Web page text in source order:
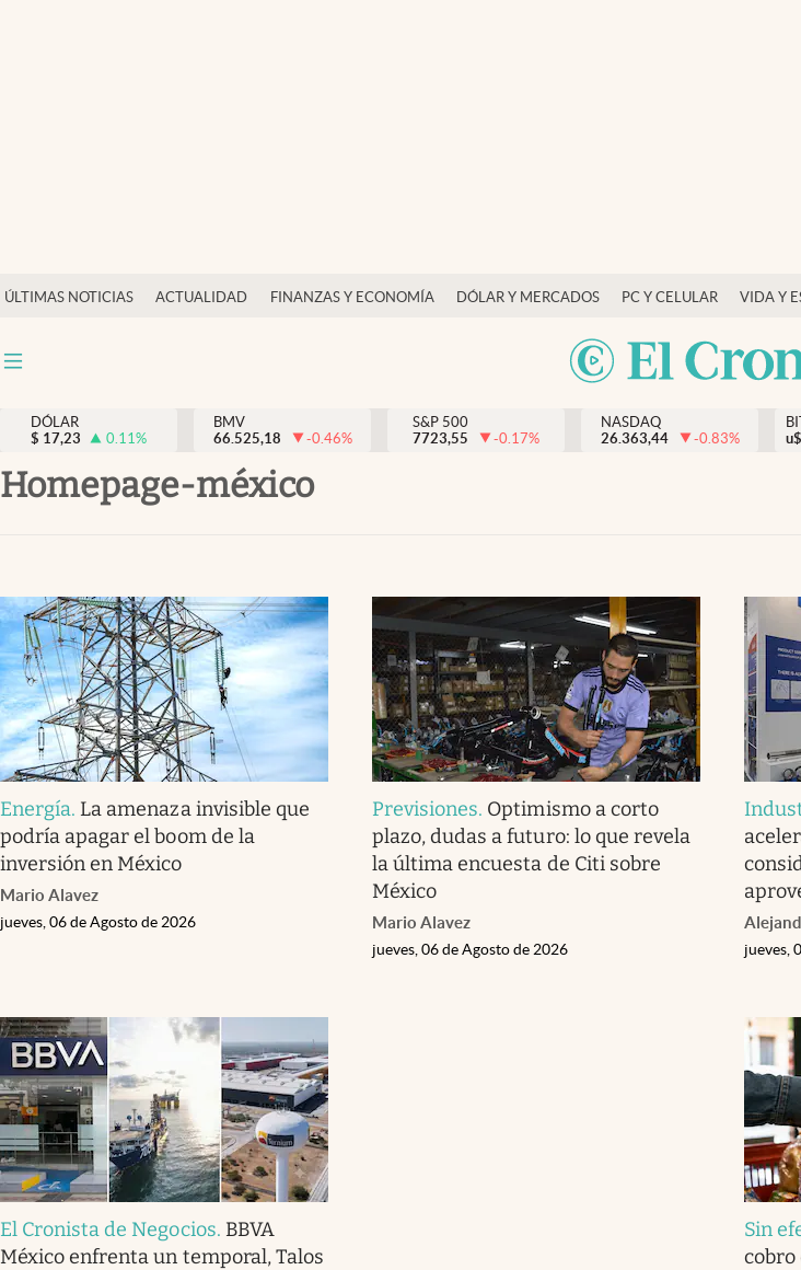
ÚLTIMAS NOTICIAS ACTUALIDAD FINANZAS Y ECONOMÍA DÓLAR Y MERCADOS PC Y CELULAR VIDA Y
Opinión
Vida y estilo
Clima
abre en nueva pestaña
DÓLAR
$ 17,23 0.11%
BMV
66.525,18
-0.46%
S&P 500
7723,55
-0.17%
NASDAQ
26.363,44
-0.83%
homepage-méxico
Energía. La amenaza invisible que
podría apagar el boom de la
inversión en México
Mario Alavez
jueves, 06 de Agosto de 2026
Previsiones. Optimismo a corto
plazo, dudas a futuro: lo que revela
la última encuesta de Citi sobre
México
Mario Alavez
jueves, 06 de Agosto de 2026 jueves,
El Cronista de Negocios. BBVA
México enfrenta un temporal, Talos
Sin